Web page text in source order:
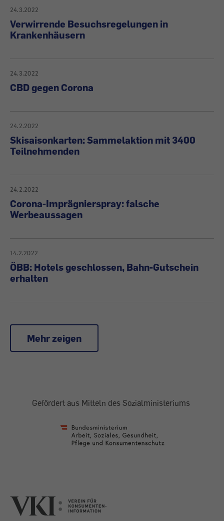
24.3.2022
Verwirrende Besuchsregelungen in
Krankenhäusern
24.3.2022
CBD gegen Corona
24.2.2022
Skisaisonkarten: Sammelaktion mit 3400
Teilnehmenden
24.2.2022
Corona-Imprägnierspray: falsche
Werbeaussagen
14.2.2022
ÖBB: Hotels geschlossen, Bahn-Gutschein
erhalten
Mehr zeigen
Gefördert aus Mitteln des Sozialministeriums